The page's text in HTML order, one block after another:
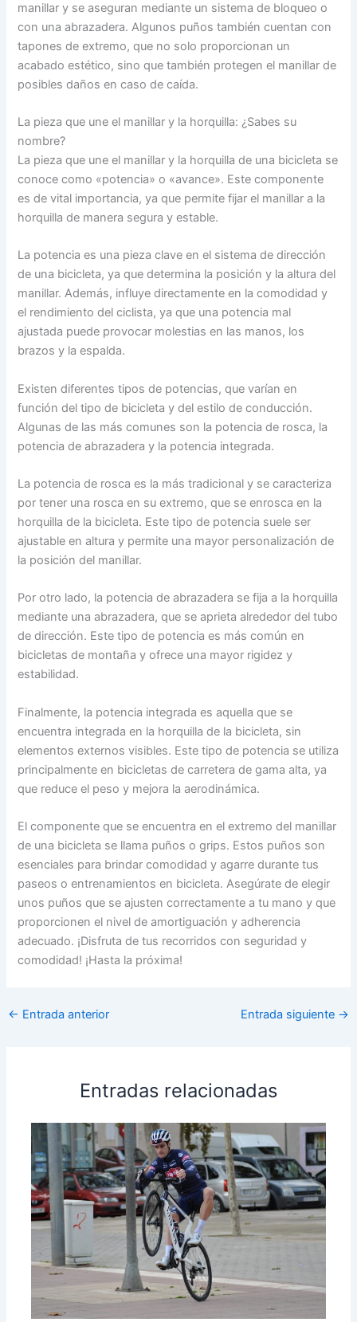
manillar y se aseguran mediante un sistema de bloqueo o
con una abrazadera. Algunos puños también cuentan con
tapones de extremo, que no solo proporcionan un
acabado estético, sino que también protegen el manillar de
posibles daños en caso de caída.
La pieza que une el manillar y la horquilla: ¿Sabes su
nombre?
La pieza que une el manillar y la horquilla de una bicicleta se
conoce como «potencia» o «avance». Este componente
es de vital importancia, ya que permite fijar el manillar a la
horquilla de manera segura y estable.
La potencia es una pieza clave en el sistema de dirección
de una bicicleta, ya que determina la posición y la altura del
manillar. Además, influye directamente en la comodidad y
el rendimiento del ciclista, ya que una potencia mal
ajustada puede provocar molestias en las manos, los
brazos y la espalda.
Existen diferentes tipos de potencias, que varían en
función del tipo de bicicleta y del estilo de conducción.
Algunas de las más comunes son la potencia de rosca, la
potencia de abrazadera y la potencia integrada.
La potencia de rosca es la más tradicional y se caracteriza
por tener una rosca en su extremo, que se enrosca en la
horquilla de la bicicleta. Este tipo de potencia suele ser
ajustable en altura y permite una mayor personalización de
la posición del manillar.
Por otro lado, la potencia de abrazadera se fija a la horquilla
mediante una abrazadera, que se aprieta alrededor del tubo
de dirección. Este tipo de potencia es más común en
bicicletas de montaña y ofrece una mayor rigidez y
estabilidad.
Finalmente, la potencia integrada es aquella que se
encuentra integrada en la horquilla de la bicicleta, sin
elementos externos visibles. Este tipo de potencia se utiliza
principalmente en bicicletas de carretera de gama alta, ya
que reduce el peso y mejora la aerodinámica.
El componente que se encuentra en el extremo del manillar
de una bicicleta se llama puños o grips. Estos puños son
esenciales para brindar comodidad y agarre durante tus
paseos o entrenamientos en bicicleta. Asegúrate de elegir
unos puños que se ajusten correctamente a tu mano y que
proporcionen el nivel de amortiguación y adherencia
adecuado. ¡Disfruta de tus recorridos con seguridad y
comodidad! ¡Hasta la próxima!
← Entrada anterior Entrada siguiente →
Entradas relacionadas